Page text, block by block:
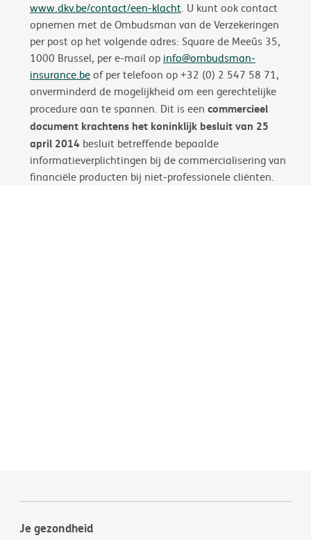
www.dkv.be/contact/een-klacht. U kunt ook contact
opnemen met de Ombudsman van de Verzekeringen
per post op het volgende adres: Square de Meeûs 35,
1000 Brussel, per e-mail op info@ombudsman-
insurance.beof per telefoon op +32 (0) 2 547 58 71,
onverminderd de mogelijkheid om een gerechtelijke
procedure aan te spannen. Dit is een commercieel
document krachtens het koninklijk besluit van 25
april 2014 besluit betreffende bepaalde
informatieverplichtingen bij de commercialisering van
financiële producten bij niet-professionele cliënten.
Je gezondheid